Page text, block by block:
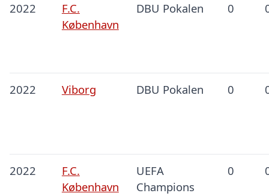
2022
F.C.
København
DBU Pokalen 0
2022 Viborg DBU Pokalen 0
2022
F.C.
København
UEFA
Champions
0